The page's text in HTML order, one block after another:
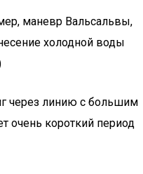
маневр Вальсальвы,
холодной воды
через линию с большим
очень короткий период